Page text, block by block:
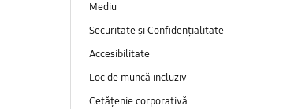
Mediu
Securitate și Confidențialitate
Accesibilitate
Loc de muncă incluziv
Cetățenie corporativă